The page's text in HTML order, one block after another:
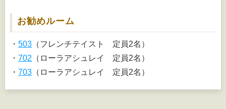
お勧めルーム
・ 503 （フレンチテイスト 定員2名）
・ 702 （ローラアシュレイ 定員2名）
・ 703 （ローラアシュレイ 定員2名）